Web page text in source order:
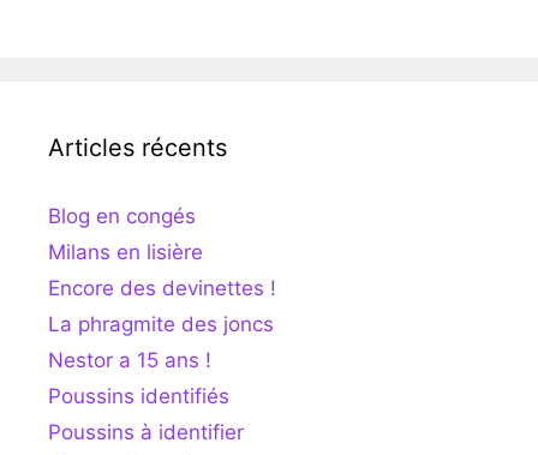
Articles récents
Blog en congés
Milans en lisière
Encore des devinettes !
La phragmite des joncs
Nestor a 15 ans !
Poussins identifiés
Poussins à identifier